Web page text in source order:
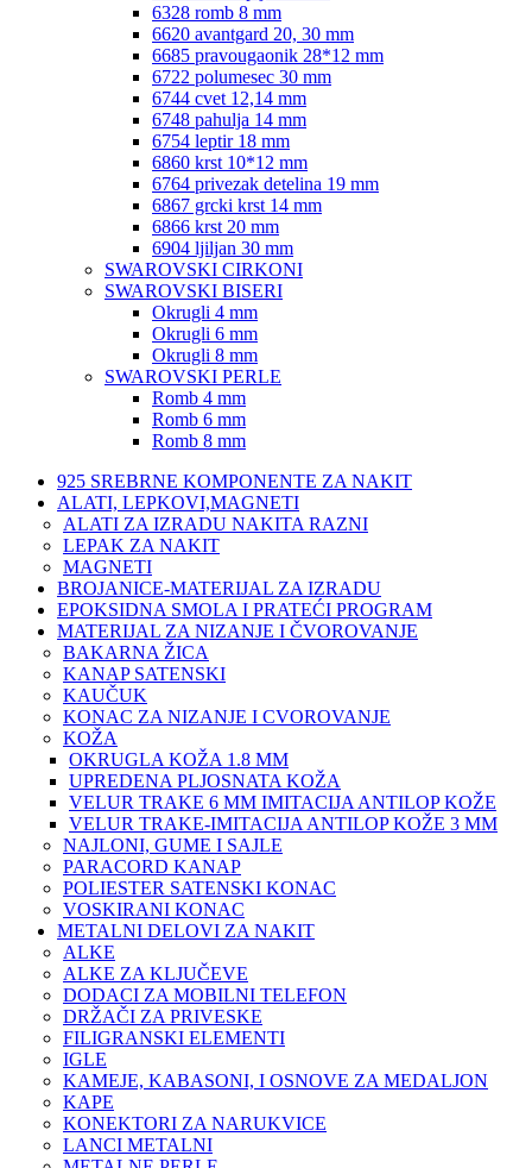
6328 romb 8 mm
6620 avantgard 20, 30 mm
6685 pravougaonik 28*12 mm
6722 polumesec 30 mm
6744 cvet 12,14 mm
6748 pahulja 14 mm
6754 leptir 18 mm
6860 krst 10*12 mm
6764 privezak detelina 19 mm
6867 grcki krst 14 mm
6866 krst 20 mm
6904 ljiljan 30 mm
SWAROVSKI CIRKONI
SWAROVSKI BISERI
Okrugli 4 mm
Okrugli 6 mm
Okrugli 8 mm
SWAROVSKI PERLE
Romb 4 mm
Romb 6 mm
Romb 8 mm
925 SREBRNE KOMPONENTE ZA NAKIT
ALATI, LEPKOVI,MAGNETI
ALATI ZA IZRADU NAKITA RAZNI
LEPAK ZA NAKIT
MAGNETI
BROJANICE-MATERIJAL ZA IZRADU
EPOKSIDNA SMOLA I PRATEĆI PROGRAM
MATERIJAL ZA NIZANJE I ČVOROVANJE
BAKARNA ŽICA
KANAP SATENSKI
KAUČUK
KONAC ZA NIZANJE I CVOROVANJE
KOŽA
OKRUGLA KOŽA 1.8 MM
UPREDENA PLJOSNATA KOŽA
VELUR TRAKE 6 MM IMITACIJA ANTILOP KOŽE
VELUR TRAKE-IMITACIJA ANTILOP KOŽE 3 MM
NAJLONI, GUME I SAJLE
PARACORD KANAP
POLIESTER SATENSKI KONAC
VOSKIRANI KONAC
METALNI DELOVI ZA NAKIT
ALKE
ALKE ZA KLJUČEVE
DODACI ZA MOBILNI TELEFON
DRŽAČI ZA PRIVESKE
FILIGRANSKI ELEMENTI
IGLE
KAMEJE, KABASONI, I OSNOVE ZA MEDALJON
KAPE
KONEKTORI ZA NARUKVICE
LANCI METALNI